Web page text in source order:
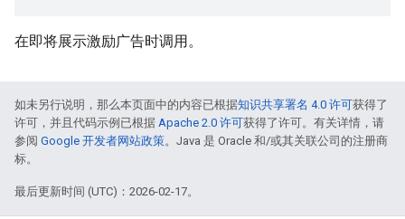
在即将展示激励广告时调用。
如未另行说明，那么本页面中的内容已根据知识共享署名 4.0 许可获得了
许可，并且代码示例已根据 Apache 2.0 许可获得了许可。有关详情，请
参阅 Google 开发者网站政策。Java 是 Oracle 和/或其关联公司的注册商
标。
最后更新时间 (UTC)：2026-02-17。